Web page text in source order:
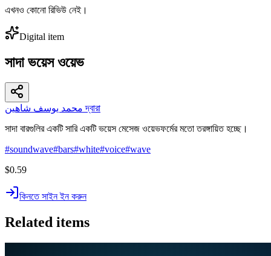
এখনও কোনো রিভিউ নেই।
Digital item
সাদা ভয়েস ওয়েভ
محمد يوسف شاهين দ্বারা
সাদা বারগুলির একটি সারি একটি ভয়েস মেসেজ ওয়েভফর্মের মতো তরঙ্গায়িত হচ্ছে।
#soundwave#bars#white#voice#wave
$0.59
কিনতে সাইন ইন করুন
Related items